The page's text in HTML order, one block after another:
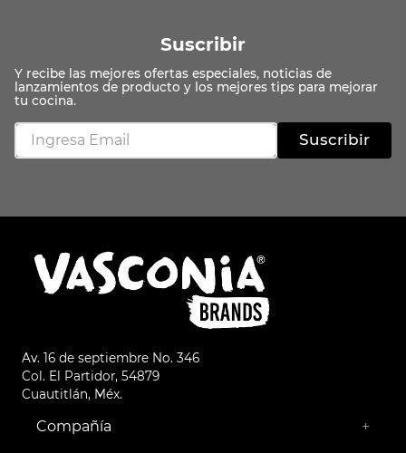
Suscribir
Suscribir
Av. 16 de septiembre No. 346
Col. El Partidor, 54879
Cuautitlán, Méx.
Compañía +